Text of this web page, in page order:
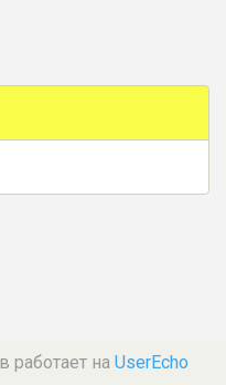
работает на UserEcho